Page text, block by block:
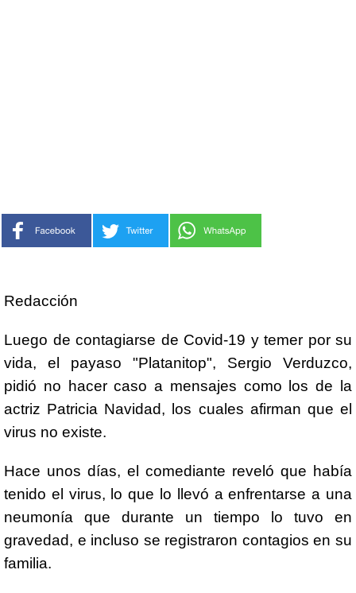
Redacción
Luego de contagiarse de Covid-19 y temer por su
vida, el payaso "Platanitop", Sergio Verduzco,
pidió no hacer caso a mensajes como los de la
actriz Patricia Navidad, los cuales afirman que el
virus no existe.
Hace unos días, el comediante reveló que había
tenido el virus, lo que lo llevó a enfrentarse a una
neumonía que durante un tiempo lo tuvo en
gravedad, e incluso se registraron contagios en su
familia.